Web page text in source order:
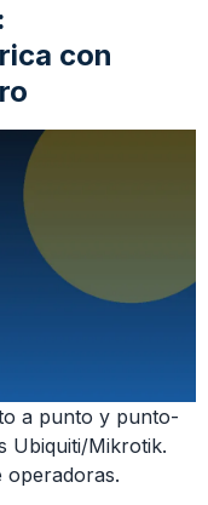
con
a punto y punto-
Ubiquiti/Mikrotik.
operadoras.